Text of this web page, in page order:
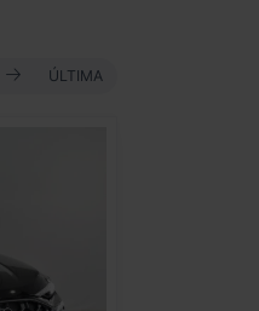
SIGUIENTE
ÚLTIMA